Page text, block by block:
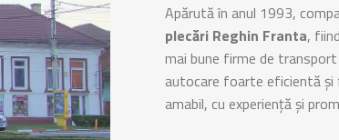
Apărută în anul 1993,
plecări Reghin Franta,
mai bune firme de
autocare foarte eficientă și
amabil, cu experiență și